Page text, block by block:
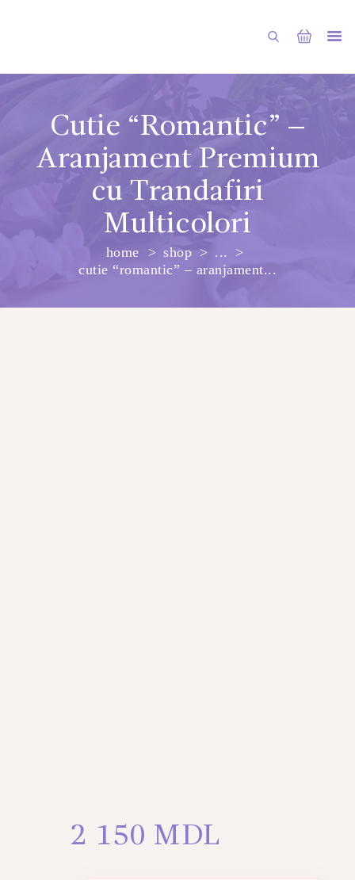
Cutie “Romantic” –
Aranjament Premium
cu Trandafiri
Multicolori
home shop
...
cutie “romantic” – aranjament...
PRINCIPALA
DESPRE NOI
SHOP
SERVICII
ARTICOLE
CONTACTE
2 150 MDL